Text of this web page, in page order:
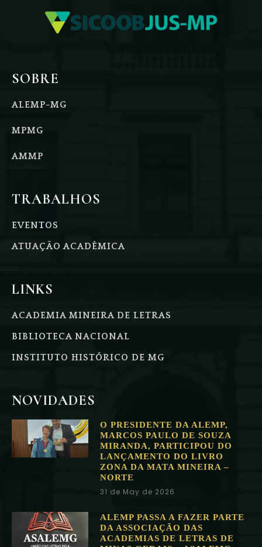
SOBRE
ALEMP-MG
MPMG
AMMP
TRABALHOS
EVENTOS
ATUAÇÃO ACADÊMICA
LINKS
ACADEMIA MINEIRA DE LETRAS
BIBLIOTECA NACIONAL
INSTITUTO HISTÓRICO DE MG
NOVIDADES
O PRESIDENTE DA ALEMP,
MARCOS PAULO DE SOUZA
MIRANDA, PARTICIPOU DO
LANÇAMENTO DO LIVRO
ZONA DA MATA MINEIRA –
NORTE
31 de May de 2026
ALEMP PASSA A FAZER PARTE
DA ASSOCIAÇÃO DAS
ACADEMIAS DE LETRAS DE